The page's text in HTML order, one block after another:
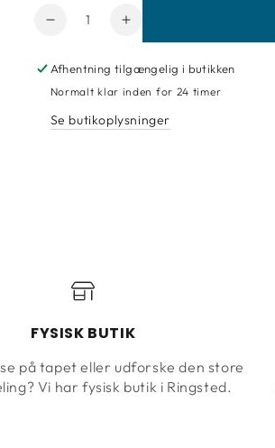
Antal
Reducer
for
Selvklæbende
glitter
Forøg
mængde
for
Selvklæbende
glitter
Afhentning tilgængelig i butikken
Normalt klar inden for 24 timer
Se butikoplysninger
FYSISK BUTIK
på tapet eller udforske den store
Vi har fysisk butik i Ringsted.